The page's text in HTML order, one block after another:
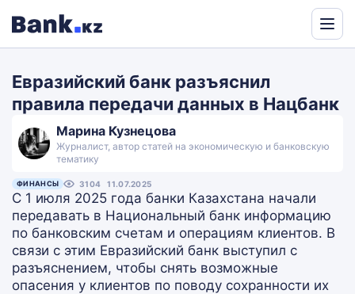
Евразийский банк разъяснил
правила передачи данных в Нацбанк
Марина Кузнецова
Журналист, автор статей на экономическую и банковскую
тематику
ФИНАНСЫ 3104 11.07.2025
С 1 июля 2025 года банки Казахстана начали
передавать в Национальный банк информацию
по банковским счетам и операциям клиентов. В
связи с этим Евразийский банк выступил с
разъяснением, чтобы снять возможные
опасения у клиентов по поводу сохранности их